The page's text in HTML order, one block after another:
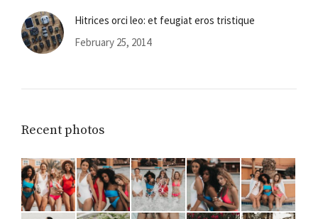
Hitrices orci leo: et feugiat eros tristique
February 25, 2014
Recent photos